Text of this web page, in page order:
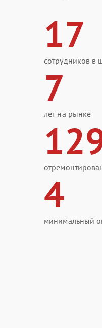
17
сотрудников в
7
лет на рынке
4
минимальный